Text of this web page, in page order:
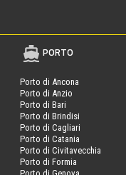
PORTO
Porto di Ancona
Porto di Anzio
Porto di Bari
Porto di Brindisi
Porto di Cagliari
Porto di Catania
Porto di Civitavecchia
Porto di Formia